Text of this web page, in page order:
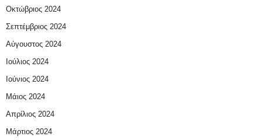
Οκτώβριος 2024
Σεπτέμβριος 2024
Αύγουστος 2024
Ιούλιος 2024
Ιούνιος 2024
Μάιος 2024
Απρίλιος 2024
Μάρτιος 2024